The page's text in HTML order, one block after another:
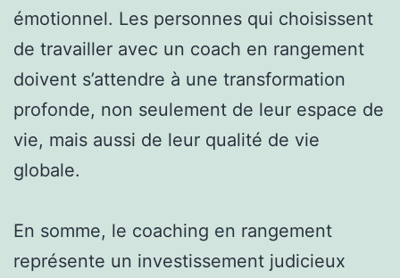
émotionnel. Les personnes qui choisissent
de travailler avec un coach en rangement
doivent s’attendre à une transformation
profonde, non seulement de leur espace de
vie, mais aussi de leur qualité de vie
globale.
En somme, le coaching en rangement
représente un investissement judicieux